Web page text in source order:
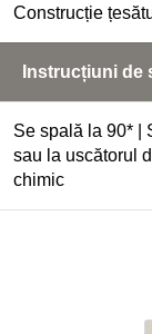
Construcție
Instrucțiuni de
Se spală la 90* |
sau la uscătorul
chimic